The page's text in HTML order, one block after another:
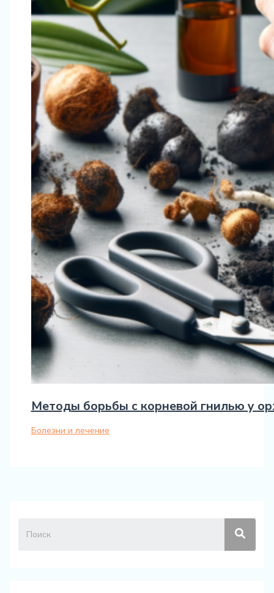
Методы борьбы с корневой гнилью у
Болезни и лечение